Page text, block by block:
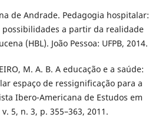
de Andrade. Pedagogia hospitalar:
possibilidades a partir da realidade
(HBL). João Pessoa: UFPB, 2014.
M. A. B. A educação e a saúde:
espaço de ressignificação para a
Ibero-Americana de Estudos em
5, n. 3, p. 355–363, 2011.